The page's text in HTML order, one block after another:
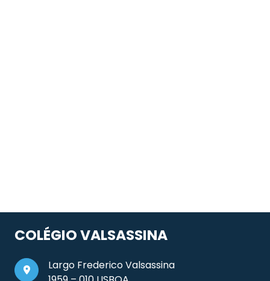
COLÉGIO VALSASSINA
Largo Frederico Valsassina